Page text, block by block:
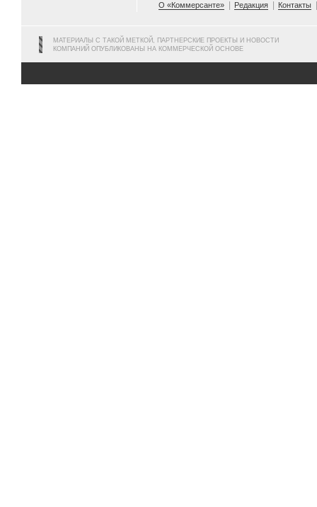
О «Коммерсанте»
Редакция Контакты
МАТЕРИАЛЫ С ТАКОЙ МЕТКОЙ, ПАРТНЕРСКИЕ ПРОЕКТЫ И НОВОСТИ
КОМПАНИЙ ОПУБЛИКОВАНЫ НА КОММЕРЧЕСКОЙ ОСНОВЕ